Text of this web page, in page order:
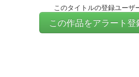
このタイトルの登録ユーザ
この作品をアラート登